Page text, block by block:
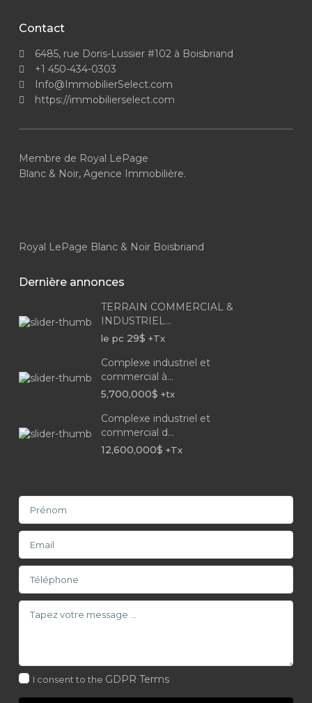
Contact
6485, rue Doris-Lussier #102 à Boisbriand
+1 450-434-0303
Info@ImmobilierSelect.com
https://immobilierselect.com
Membre de Royal LePage
Blanc & Noir, Agence Immobilière.
Royal LePage Blanc & Noir Boisbriand
Dernière annonces
TERRAIN COMMERCIAL &
INDUSTRIEL...
le pc 29$ +Tx
Complexe industriel et
commercial à...
5,700,000$ +tx
Complexe industriel et
commercial d...
12,600,000$ +Tx
I consent to the GDPR Terms